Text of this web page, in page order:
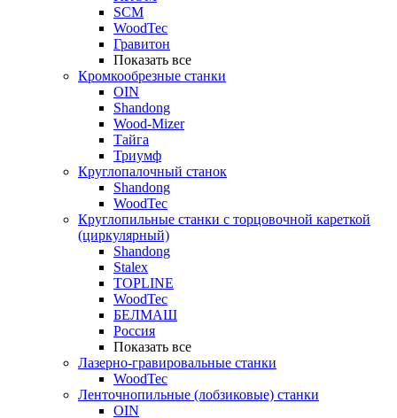
SCM
WoodTec
Гравитон
Показать все
Кромкообрезные станки
OIN
Shandong
Wood-Mizer
Тайга
Триумф
Круглопалочный станок
Shandong
WoodTec
Круглопильные станки с торцовочной кареткой
(циркулярный)
Shandong
Stalex
TOPLINE
WoodTec
БЕЛМАШ
Россия
Показать все
Лазерно-гравировальные станки
WoodTec
Ленточнопильные (лобзиковые) станки
OIN